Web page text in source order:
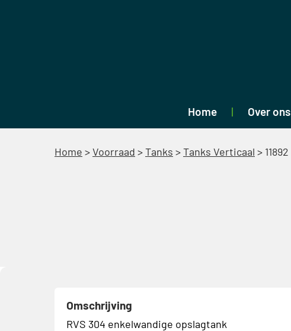
Home Over ons
Home >Voorraad >Tanks >Tanks Verticaal > 11892
Omschrijving
RVS 304 enkelwandige opslagtank